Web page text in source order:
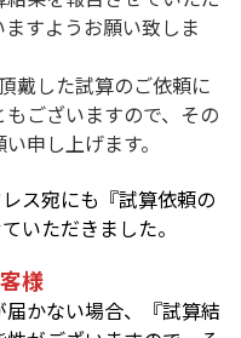
すようお願い致しま
戴した試算のご依頼に
ございますので、その
申し上げます。
ス宛にも『試算依頼の
いただきました。
様
届かない場合、『試算結